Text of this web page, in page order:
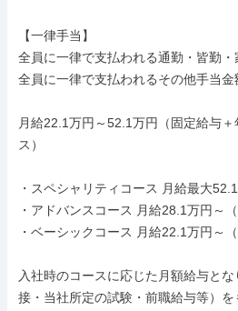
【一律手当】
全員に一律で支払われる通勤・皆勤
全員に一律で支払われるその他手当金
月給22.1万円～52.1万円（固定給与
ス）
・スペシャリティコース 月給最大
・アドバンスコース 月給28.1万円～
・ベーシックコース 月給22.1万円～
入社時のコースに応じた月額給与と
接・当社所定の試験・前職給与等）